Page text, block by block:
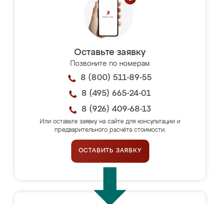
Оставьте заявку
Позвоните по номерам
8 (800) 511-89-55
8 (495) 665-24-01
8 (926) 409-68-13
Или оставьте заявку на сайте для консультации и
предварительного расчёта стоимости.
ОСТАВИТЬ ЗАЯВКУ